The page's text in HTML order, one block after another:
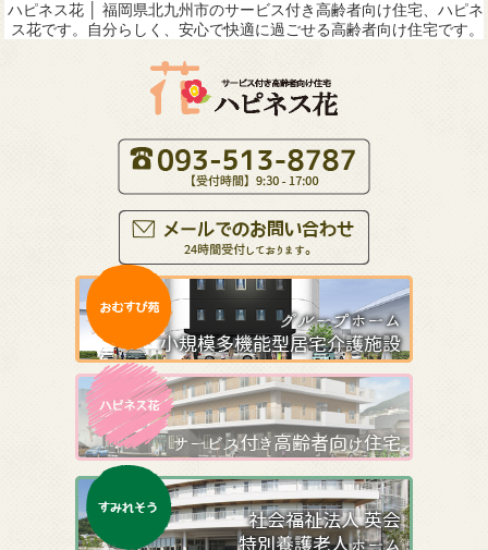
ハピネス花 │ 福岡県北九州市のサービス付き高齢者向け住宅、ハピネ
ス花です。自分らしく、安心で快適に過ごせる高齢者向け住宅です。